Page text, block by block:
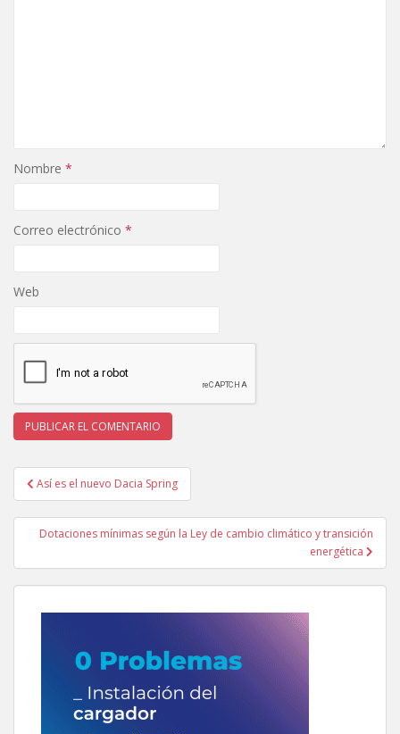
Nombre *
Correo electrónico *
Web
Navegación
de
entradas
Así es el nuevo Dacia Spring
Dotaciones mínimas según la Ley de cambio climático y transición
energética